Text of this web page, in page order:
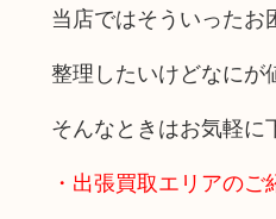
当店ではそういったお
整理したいけどなに
そんなときはお気軽に
・出張買取エリアのご